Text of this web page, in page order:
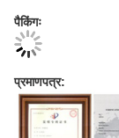
पैकिंगः
प्रमाणपत्र: